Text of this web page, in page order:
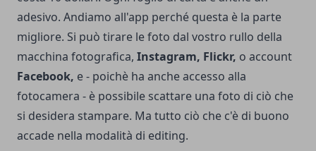
adesivo. Andiamo all'app perché questa è la parte
migliore. Si può tirare le foto dal vostro rullo della
macchina fotografica, Instagram, Flickr, o account
Facebook, e - poichè ha anche accesso alla
fotocamera - è possibile scattare una foto di ciò che
si desidera stampare. Ma tutto ciò che c'è di buono
accade nella modalità di editing.